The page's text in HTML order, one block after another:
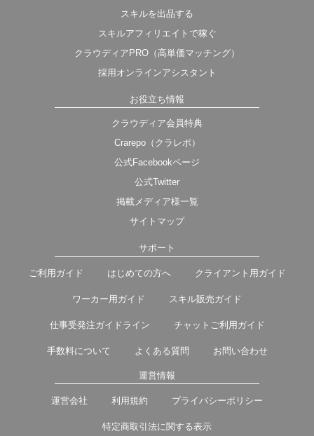
スキルを出品する
スキルアフィリエイトで稼ぐ
クラウディアPRO（高単価マッチング）
採用オンラインアシスタント
お役立ち情報
クラウディア会員特典
Crarepo（クラレポ）
公式Facebookページ
公式Twitter
掲載メディア様一覧
サイトマップ
サポート
ご利用ガイド はじめての方へ クライアント用ガイド
ワーカー用ガイド スキル販売ガイド
仕事受発注ガイドライン チャットご利用ガイド
手数料について よくある質問 お問い合わせ
運営情報
運営会社 利用規約 プライバシーポリシー
特定商取引法に関する表示